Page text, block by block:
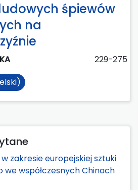
śpiewów
na
229-275
zakresie europejskiej sztuki
współczesnych Chinach